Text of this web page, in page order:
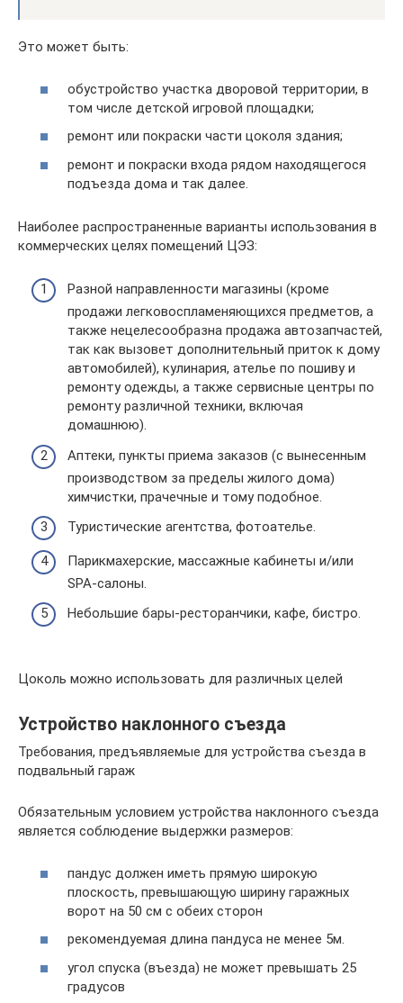
Это может быть:
обустройство участка дворовой территории, в
том числе детской игровой площадки;
ремонт или покраски части цоколя здания;
ремонт и покраски входа рядом находящегося
подъезда дома и так далее.
Наиболее распространенные варианты использования в
коммерческих целях помещений ЦЭЗ:
Разной направленности магазины (кроме
продажи легковоспламеняющихся предметов, а
также нецелесообразна продажа автозапчастей,
так как вызовет дополнительный приток к дому
автомобилей), кулинария, ателье по пошиву и
ремонту одежды, а также сервисные центры по
ремонту различной техники, включая
домашнюю).
Аптеки, пункты приема заказов (с вынесенным
производством за пределы жилого дома)
химчистки, прачечные и тому подобное.
Туристические агентства, фотоателье.
Парикмахерские, массажные кабинеты и/или
SPA-салоны.
Небольшие бары-ресторанчики, кафе, бистро.
Цоколь можно использовать для различных целей
Устройство наклонного съезда
Требования, предъявляемые для устройства съезда в
подвальный гараж
Обязательным условием устройства наклонного съезда
является соблюдение выдержки размеров:
пандус должен иметь прямую широкую
плоскость, превышающую ширину гаражных
ворот на 50 см с обеих сторон
рекомендуемая длина пандуса не менее 5м.
угол спуска (въезда) не может превышать 25
градусов